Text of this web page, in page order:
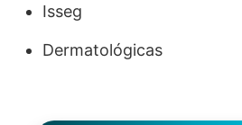
Isseg
Dermatológicas